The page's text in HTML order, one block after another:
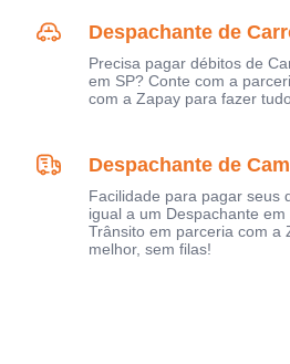
Despachante de
Precisa pagar débitos de
em SP? Conte com a
com a Zapay para fazer
Despachante de
Facilidade para pagar seus
igual a um Despachante
Trânsito em parceria com a
melhor, sem filas!